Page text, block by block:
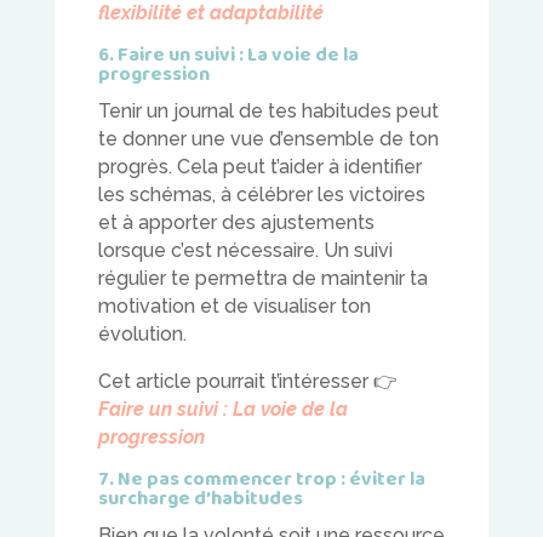
flexibilité et adaptabilité
6. Faire un suivi : La voie de la
progression
Tenir un journal de tes habitudes peut
te donner une vue d’ensemble de ton
progrès. Cela peut t’aider à identifier
les schémas, à célébrer les victoires
et à apporter des ajustements
lorsque c’est nécessaire. Un suivi
régulier te permettra de maintenir ta
motivation et de visualiser ton
évolution.
Cet article pourrait t’intéresser 👉
Faire un suivi : La voie de la
progression
7. Ne pas commencer trop : éviter la
surcharge d’habitudes